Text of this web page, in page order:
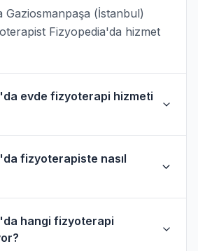
Gaziosmanpaşa (İstanbul)
Fizyopedia'da hizmet
evde fizyoterapi hizmeti
fizyoterapistler
hizmet filtresini kullanarak
bulabilirsiniz.
fizyoterapiste nasıl
veya WhatsApp ile
geçebilirsiniz.
hangi fizyoterapi